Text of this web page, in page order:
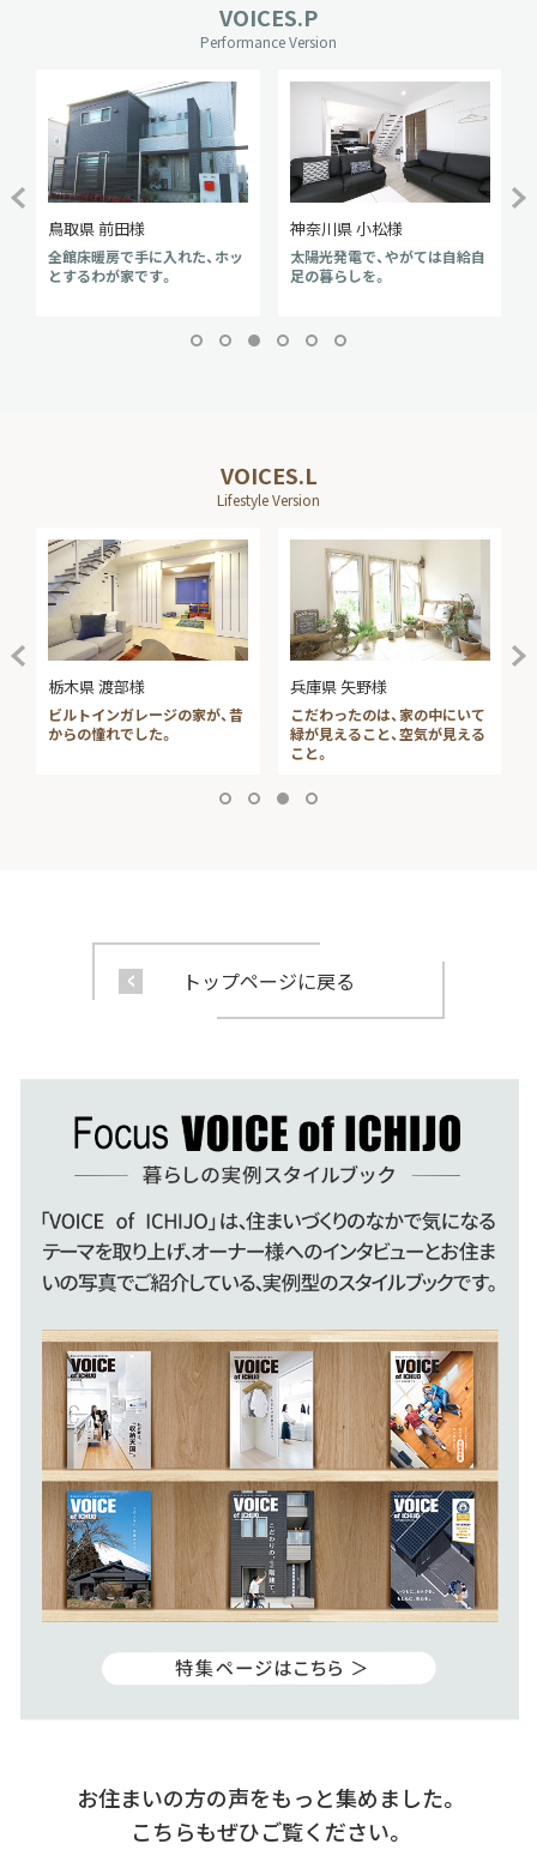
VOICES.P
Performance Version
鳥取県 前田様
全館床暖房で手に入れた、ホッ
とするわが家です。
神奈川県 小松様
太陽光発電で、やがては自給自
足の暮らしを。
VOICES.L
Lifestyle Version
栃木県 渡部様
ビルトインガレージの家が、昔
からの憧れでした。
兵庫県 矢野様
こだわったのは、家の中にいて
緑が見えること、空気が見える
こと。
トップページに戻る
お住まいの方の声をもっと集めました。
こちらもぜひご覧ください。